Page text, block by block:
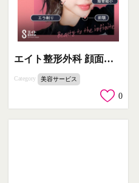
エイト整形外科 顔面輪郭形成
Category 美容サービス
0